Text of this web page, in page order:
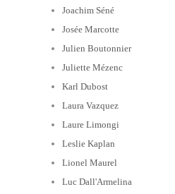
Joachim Séné
Josée Marcotte
Julien Boutonnier
Juliette Mézenc
Karl Dubost
Laura Vazquez
Laure Limongi
Leslie Kaplan
Lionel Maurel
Luc Dall'Armelina